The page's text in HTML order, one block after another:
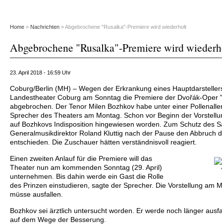
Home » Nachrichten » Abgebrochene "Rusalka"-Premiere wird wiederholt
Abgebrochene "Rusalka"-Premiere wird
23. April 2018 - 16:59 Uhr
Coburg/Berlin (MH) – Wegen der Erkrankung eines
Landestheater Coburg am Sonntag die Premiere der Dvořák-Oper
abgebrochen. Der Tenor Milen Bozhkov habe unter einer
Sprecher des Theaters am Montag. Schon vor Beginn der
auf Bozhkovs Indisposition hingewiesen worden. Zum Schutz des
Generalmusikdirektor Roland Kluttig nach der Pause den Abbruch
entschieden. Die Zuschauer hätten verständnisvoll reagiert.
Einen zweiten Anlauf für die Premiere will das
Theater nun am kommenden Sonntag (29. April)
unternehmen. Bis dahin werde ein Gast die Rolle
des Prinzen einstudieren, sagte der Sprecher. Die Vorstellung am
müsse ausfallen.
Bozhkov sei ärztlich untersucht worden. Er werde noch länger
auf dem Wege der Besserung.